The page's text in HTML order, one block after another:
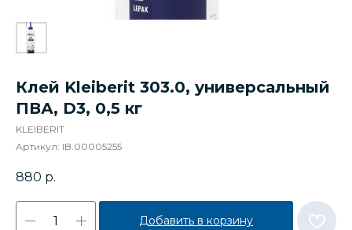
Клей Kleiberit 303.0, универсальный
ПВА, D3, 0,5 кг
KLEIBERIT
Артикул: IB.00005255
880 р.
Добавить в корзину